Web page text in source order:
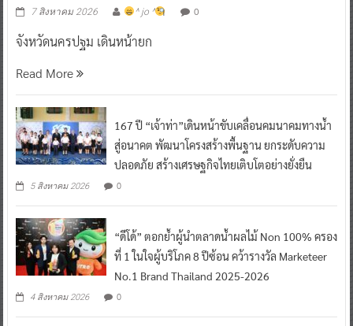
7 สิงหาคม 2026 ^ jo ^ 0
จังหวัดนครปฐม เดินหน้ายก
Read More
167 ปี “เจ้าท่า”เดินหน้าขับเคลื่อนคมนาคมทางน้ำ
สู่อนาคต พัฒนาโครงสร้างพื้นฐาน ยกระดับความ
ปลอดภัย สร้างเศรษฐกิจไทยเติบโตอย่างยั่งยืน
5 สิงหาคม 2026 0
“ดีโด้” ตอกย้ำผู้นำตลาดน้ำผลไม้ Non 100% ครอง
ที่ 1 ในใจผู้บริโภค 8 ปีซ้อน คว้ารางวัล Marketeer
No.1 Brand Thailand 2025-2026
4 สิงหาคม 2026 0